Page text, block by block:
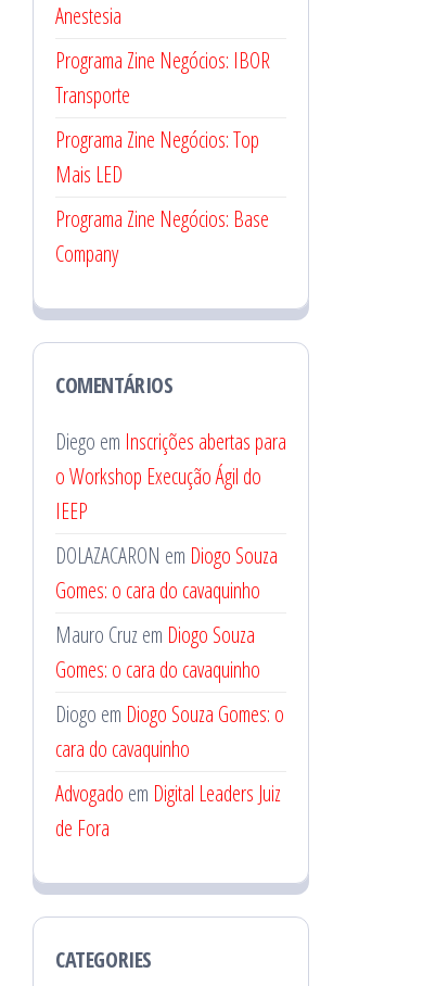
Anestesia
Programa Zine Negócios: IBOR
Transporte
Programa Zine Negócios: Top
Mais LED
Programa Zine Negócios: Base
Company
COMENTÁRIOS
Diego em Inscrições abertas para
o Workshop Execução Ágil do
IEEP
DOLAZACARON em Diogo Souza
Gomes: o cara do cavaquinho
Mauro Cruz em Diogo Souza
Gomes: o cara do cavaquinho
Diogo em Diogo Souza Gomes: o
cara do cavaquinho
Advogado em Digital Leaders Juiz
de Fora
CATEGORIES